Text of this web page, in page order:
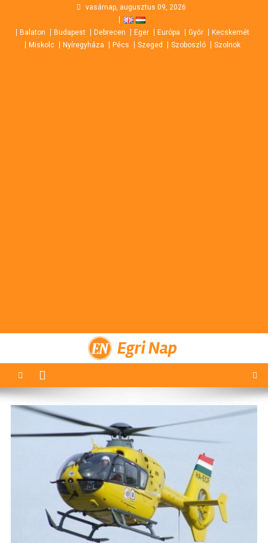
content
vasárnap, augusztus 09, 2026
Balaton Budapest Debrecen Eger Európa Győr
Kecskemét
Miskolc
Nyíregyháza Pécs Szeged Szoboszló Szolnok
Egri Nap